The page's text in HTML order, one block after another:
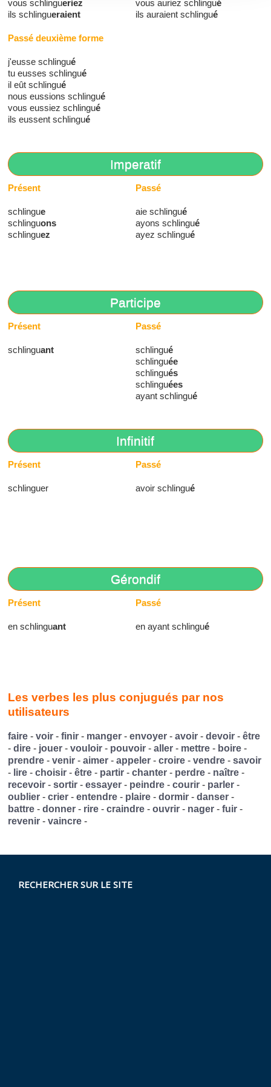
vous schlingueriez
ils schlingueraient
vous auriez schlingué
ils auraient schlingué
Passé deuxième forme
j'eusse schlingué
tu eusses schlingué
il eût schlingué
nous eussions schlingué
vous eussiez schlingué
ils eussent schlingué
Imperatif
Présent
schlingue
schlinguons
schlinguez
Passé
aie schlingué
ayons schlingué
ayez schlingué
Participe
Présent
schlinguant
Passé
schlingué
schlinguée
schlingués
schlinguées
ayant schlingué
Infinitif
Présent
schlinguer
Passé
avoir schlingué
Gérondif
Présent
en schlinguant
Passé
en ayant schlingué
Les verbes les plus conjugués par nos
utilisateurs
faire -voir -finir - manger -envoyer -avoir -devoir -être
-dire - jouer -vouloir - pouvoir -aller - mettre - boire -
prendre -venir -aimer -appeler -croire -vendre -savoir
- lire -choisir -être - partir -chanter - perdre - naître -
recevoir -sortir -essayer - peindre -courir - parler -
oublier -crier -entendre - plaire -dormir -danser -
battre -donner - rire -craindre -ouvrir - nager -fuir -
revenir -vaincre -
RECHERCHER SUR LE SITE